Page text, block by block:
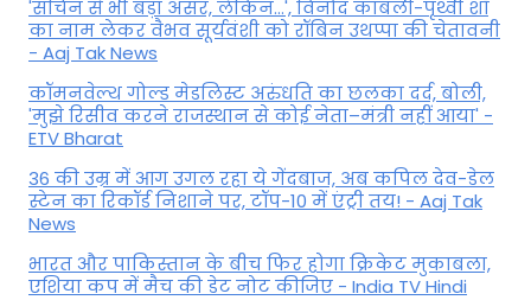
'सचिन से भी बड़ा असर, लेकिन...', व‍िनोद कांबली-पृथ्वी शॉ
का नाम लेकर वैभव सूर्यवंशी को रॉबिन उथप्पा की चेतावनी
- Aaj Tak News
कॉमनवेल्थ गोल्ड मे​डलिस्ट अरुंधति का छलका दर्द, बोली,
'मुझे रिसीव करने राजस्थान से कोई नेता–मंत्री नहीं आया' -
ETV Bharat
36 की उम्र में आग उगल रहा ये गेंदबाज, अब कपिल देव-डेल
स्टेन का रिकॉर्ड निशाने पर, टॉप-10 में एंट्री तय! - Aaj Tak
News
भारत और पाकिस्तान के बीच फिर होगा क्रिकेट मुकाबला,
एशिया कप में मैच की डेट नोट कीजिए - India TV Hindi